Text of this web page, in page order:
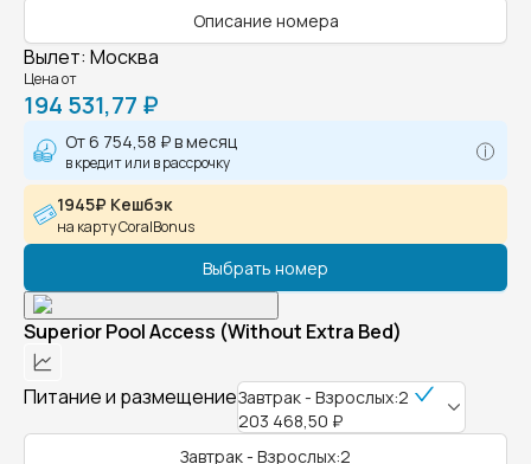
Описание номера
Вылет: Москва
Цена от
194 531,77 ₽
От6 754,58 ₽в месяц
в кредит или в рассрочку
1945₽ Кешбэк
на карту CoralBonus
Выбрать номер
Superior Pool Access (Without Extra Bed)
Питание и размещениеЗавтрак - Взрослых:2
203 468,50 ₽
Завтрак - Взрослых:2